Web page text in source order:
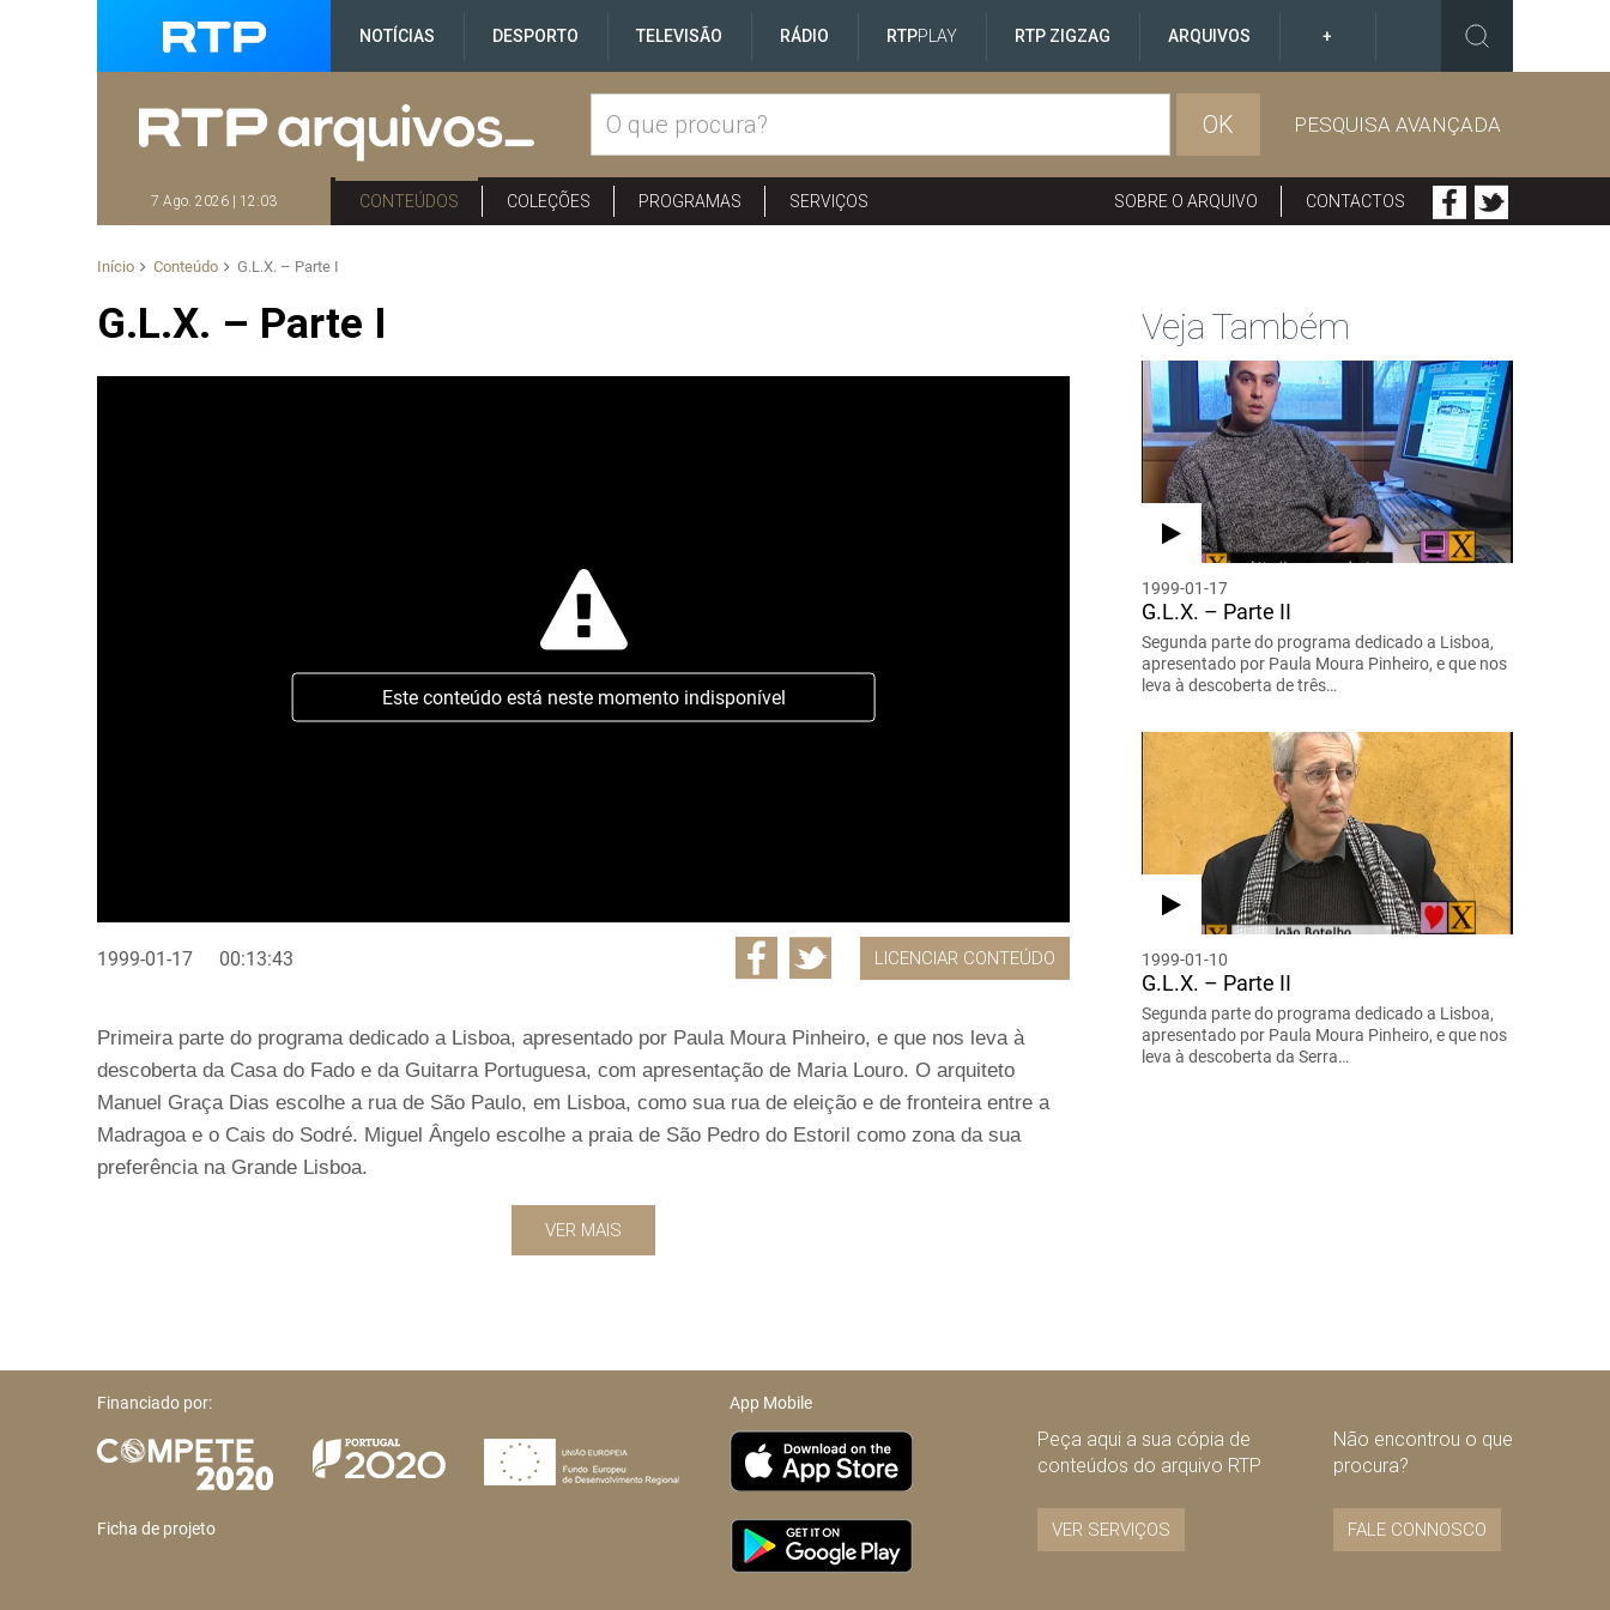
NOTÍCIAS DESPORTO TELEVISÃO RÁDIO RTPPLAY RTP ZIGZAG ARQUIVOS +
OK PESQUISA AVANÇADA
7 Ago. 2026 | 12:03 CONTEÚDOS COLEÇÕES PROGRAMAS SERVIÇOS SOBRE O ARQUIVO CONTACTOS
Início Conteúdo G.L.X. – Parte I
G.L.X. – Parte I
Este conteúdo está neste momento indisponível
1999-01-17 00:13:43 LICENCIAR CONTEÚDO
Primeira parte do programa dedicado a Lisboa, apresentado por Paula Moura Pinheiro, e que nos leva à
descoberta da Casa do Fado e da Guitarra Portuguesa, com apresentação de Maria Louro. O arquiteto
Manuel Graça Dias escolhe a rua de São Paulo, em Lisboa, como sua rua de eleição e de fronteira entre a
Madragoa e o Cais do Sodré. Miguel Ângelo escolhe a praia de São Pedro do Estoril como zona da sua
preferência na Grande Lisboa.
VER MAIS
Veja Também
1999-01-17
G.L.X. – Parte II
Segunda parte do programa dedicado a Lisboa,
apresentado por Paula Moura Pinheiro, e que nos
leva à descoberta de três…
1999-01-10
G.L.X. – Parte II
Segunda parte do programa dedicado a Lisboa,
apresentado por Paula Moura Pinheiro, e que nos
leva à descoberta da Serra…
Financiado por:
Ficha de projeto
App Mobile
Peça aqui a sua cópia de
conteúdos do arquivo RTP
VER SERVIÇOS
Não encontrou o que
procura?
FALE CONNOSCO